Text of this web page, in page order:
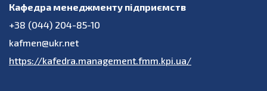
Кафедра менеджменту підприємств
+38 (044) 204-85-10
kafmen@ukr.net
https://kafedra.management.fmm.kpi.ua/